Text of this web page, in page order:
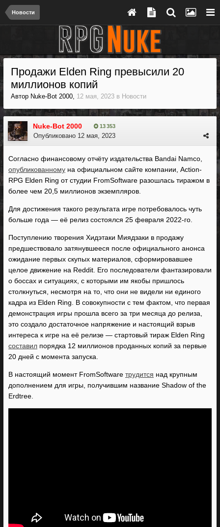
Новости
Продажи Elden Ring превысили 20
миллионов копий
Автор Nuke-Bot 2000, 12 мая, 2023 в Новости
Nuke-Bot 2000 13 353
Опубликовано 12 мая, 2023
Согласно финансовому отчёту издательства Bandai Namco,
опубликованному на официальном сайте компании, Action-
RPG Elden Ring от студии FromSoftware разошлась тиражом в
более чем 20,5 миллионов экземпляров.
Для достижения такого результата игре потребовалось чуть
больше года — её релиз состоялся 25 февраля 2022-го.
Поступлению творения Хидэтаки Миядзаки в продажу
предшествовало затянувшееся после официального анонса
ожидание первых скупых материалов, сформировавшее
целое движение на Reddit. Его последователи фантазировали
о боссах и ситуациях, с которыми им якобы пришлось
столкнуться, несмотря на то, что они не видели ни единого
кадра из Elden Ring. В совокупности с тем фактом, что первая
демонстрация игры прошла всего за три месяца до релиза,
это создало достаточное напряжение и настоящий взрыв
интереса к игре на её релизе — стартовый тираж Elden Ring
составил порядка 12 миллионов проданных копий за первые
20 дней с момента запуска.
В настоящий момент FromSoftware трудится над крупным
дополнением для игры, получившим название Shadow of the
Erdtree.